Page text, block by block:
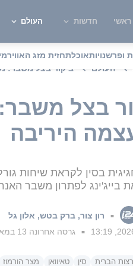
ראשי חדשות העולם
ופרשנויותאוכלתחזית מזג האוויר
העולם ביקור בצל משבר:
בצל
היריבה
בסין לקראת שיחות
בייג'ינג לפתרון משבר
■ רון צור, ברק בטש, אלון גל
■ גרסה אחרונה 13 במאי 2026, 13:33
הברית סין טאיוואן מצר הורמוז